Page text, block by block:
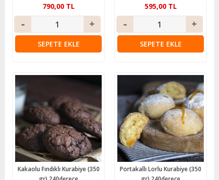
790,00 TL
SEPETE EKLE
595,00 TL
SEPETE EKLE
Kakaolu Fındıklı Kurabiye (350
Portakallı Lorlu Kurabiye (350